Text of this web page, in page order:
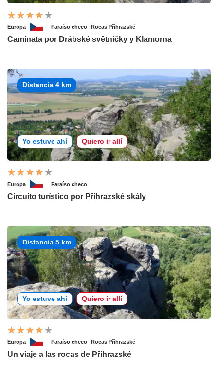
Europa Paraíso checo Rocas Příhrazské
Caminata por Drábské světničky y Klamorna
Distancia 4 km
Yo estuve ahí Quiero ir allí
Europa Paraíso checo
Circuito turístico por Příhrazské skály
Distancia 5 km
Yo estuve ahí Quiero ir allí
Europa Paraíso checo Rocas Příhrazské
Un viaje a las rocas de Příhrazské